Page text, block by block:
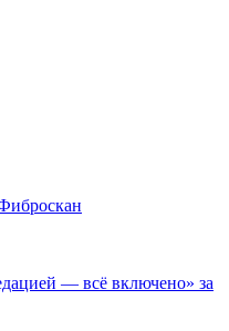
— всё включено» за